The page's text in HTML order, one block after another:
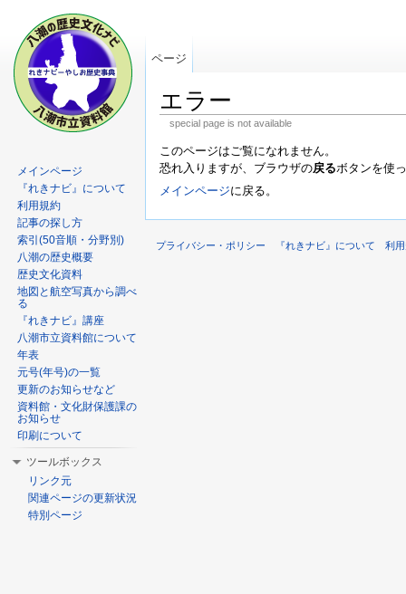
エラー
special page is not available
このページはご覧になれません。
恐れ入りますが、ブラウザの戻るボタンを使
メインページに戻る。
ページ
メインページ
『れきナビ』について
利用規約
記事の探し方
索引(50音順・分野別)
八潮の歴史概要
歴史文化資料
地図と航空写真から調べ
る
『れきナビ』講座
八潮市立資料館について
年表
元号(年号)の一覧
更新のお知らせなど
資料館・文化財保護課の
お知らせ
印刷について
ツールボックス
リンク元
関連ページの更新状況
特別ページ
プライバシー・ポリシー 『れきナビ』について 利